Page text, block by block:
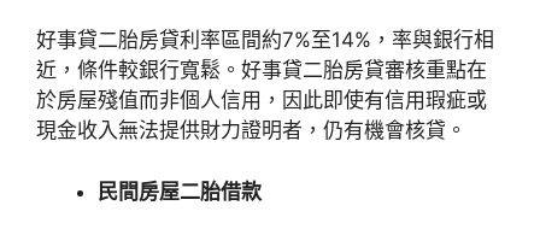
好事貸二胎房貸利率區間約7%至14%，率與銀行相
近，條件較銀行寬鬆。好事貸二胎房貸審核重點在
於房屋殘值而非個人信用，因此即使有信用瑕疵或
現金收入無法提供財力證明者，仍有機會核貸。
民間房屋二胎借款